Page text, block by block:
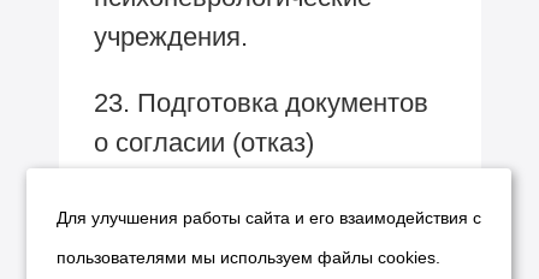
учреждения.
23. Подготовка документов
о согласии (отказ)
и детей, оставшихся без
попечения родителей,
Для улучшения работы сайта и его взаимодействия с
пользователями мы используем файлы cookies.